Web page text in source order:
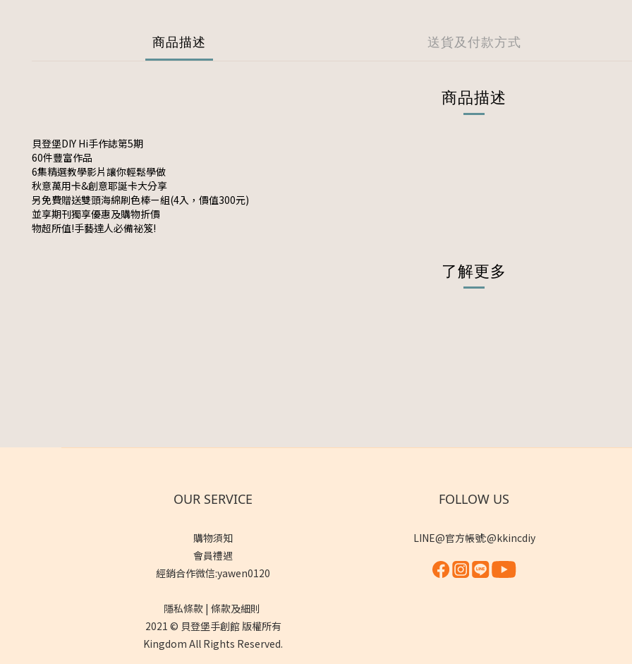
商品描述 送貨及付款方式
商品描述
貝登堡DIY Hi手作誌第5期
60件豐富作品
6集精選教學影片讓你輕鬆學做
秋意萬用卡&創意耶誕卡大分享
另免費贈送雙頭海綿刷色棒ㄧ組(4入，價值300元)
並享期刊獨享優惠及購物折價
物超所值!手藝達人必備祕笈!
了解更多
OUR SERVICE
購物須知
會員禮遇
經銷合作微信:yawen0120
隱私條款 | 條款及細則
2021 © 貝登堡手創館 版權所有
Kingdom All Rights Reserved.
FOLLOW US
LINE@官方帳號:@kkincdiy